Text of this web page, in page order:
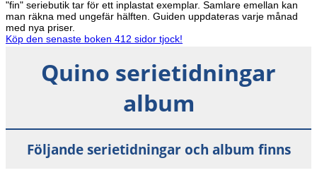
"fin" seriebutik tar för ett inplastat exemplar. Samlare emellan kan
man räkna med ungefär hälften. Guiden uppdateras varje månad
med nya priser.
Köp den senaste boken 412 sidor tjock!
Quino serietidningar
album
Följande serietidningar och album finns